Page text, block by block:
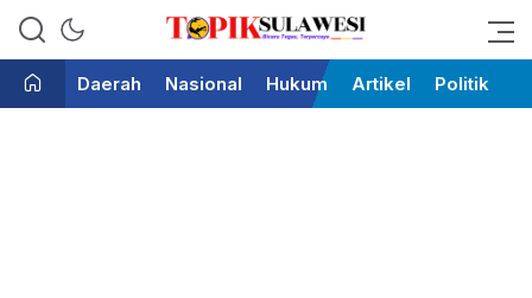
Topik Sulawesi
Bicara Tegas Terpercaya
Daerah
Nasional Hukum Artikel Politik